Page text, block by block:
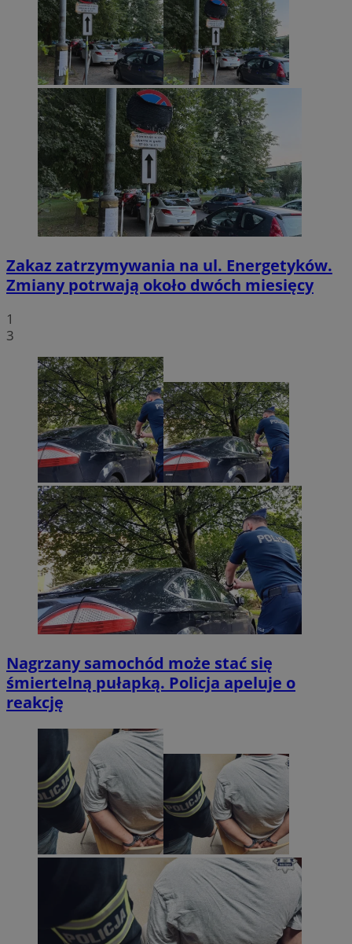
Zakaz zatrzymywania na ul. Energetyków.
Zmiany potrwają około dwóch miesięcy
1
3
Nagrzany samochód może stać się
śmiertelną pułapką. Policja apeluje o
reakcję